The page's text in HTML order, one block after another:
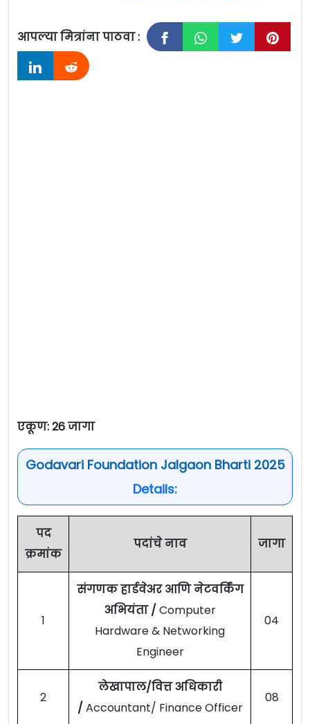
आपल्या मित्रांना पाठवा :
एकूण: 26 जागा
Godavari Foundation Jalgaon Bharti 2025
Details:
पद
क्रमांक
पदांचे नाव जागा
1
संगणक हार्डवेअर आणि नेटवर्किंग
अभियंता / Computer
Hardware & Networking
Engineer
04
2
लेखापाल/वित्त अधिकारी
/ Accountant/ Finance Officer
08